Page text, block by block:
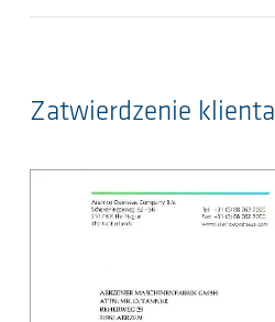
Zatwierdzenie klienta